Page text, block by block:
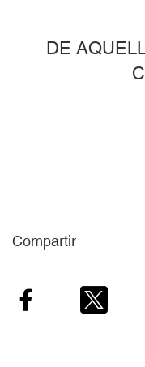
DE
Compartir
Facebook Twitter